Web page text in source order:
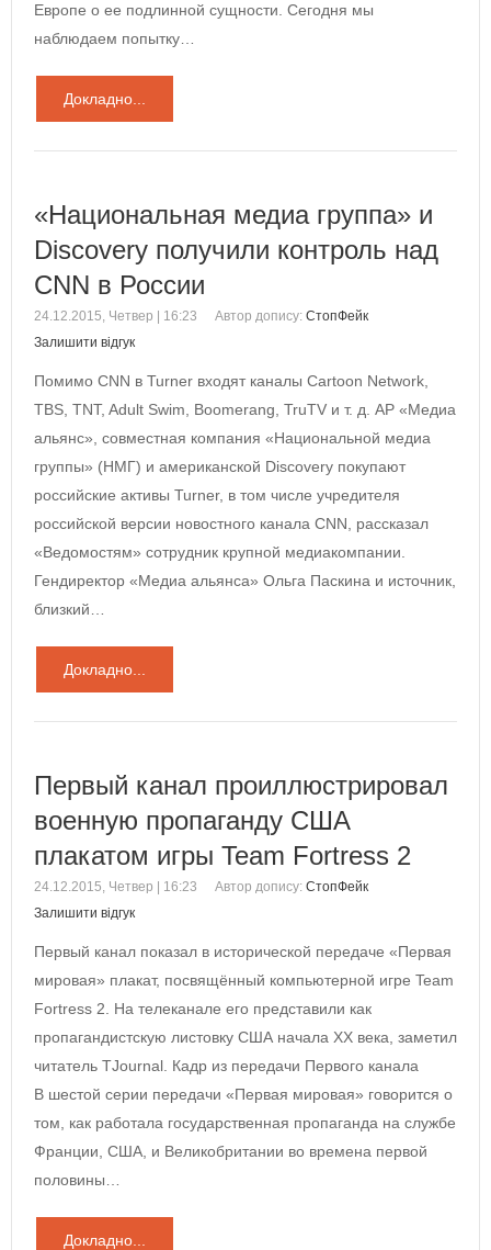
Европе о ее подлинной сущности. Сегодня мы
наблюдаем попытку…
Докладно...
«Национальная медиа группа» и
Discovery получили контроль над
CNN в России
24.12.2015, Четвер | 16:23 Автор допису: СтопФейк
Залишити відгук
Помимо CNN в Turner входят каналы Cartoon Network,
TBS, TNT, Adult Swim, Boomerang, TruTV и т. д. AP «Медиа
альянс», совместная компания «Национальной медиа
группы» (НМГ) и американской Discovery покупают
российские активы Turner, в том числе учредителя
российской версии новостного канала CNN, рассказал
«Ведомостям» сотрудник крупной медиакомпании.
Гендиректор «Медиа альянса» Ольга Паскина и источник,
близкий…
Докладно...
Первый канал проиллюстрировал
военную пропаганду США
плакатом игры Team Fortress 2
24.12.2015, Четвер | 16:23 Автор допису: СтопФейк
Залишити відгук
Первый канал показал в исторической передаче «Первая
мировая» плакат, посвящённый компьютерной игре Team
Fortress 2. На телеканале его представили как
пропагандистскую листовку США начала XX века, заметил
читатель TJournal. Кадр из передачи Первого канала
В шестой серии передачи «Первая мировая» говорится о
том, как работала государственная пропаганда на службе
Франции, США, и Великобритании во времена первой
половины…
Докладно...